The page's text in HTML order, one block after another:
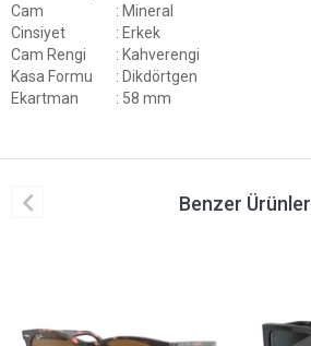
Cam
: Mineral
Cinsiyet
: Erkek
Cam Rengi
: Kahverengi
Kasa Formu
: Dikdörtgen
Ekartman
: 58 mm
Benzer Ürünler